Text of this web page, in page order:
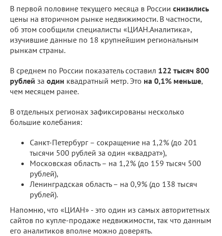
В первой половине текущего месяца в России снизились
цены на вторичном рынке недвижимости. В частности,
об этом сообщили специалисты «ЦИАН.Аналитика»,
изучившие данные по 18 крупнейшим региональным
рынкам страны.
В среднем по России показатель составил 122 тысяч 800
рублей за один квадратный метр. Это на 0,1% меньше,
чем месяцем ранее.
В отдельных регионах зафиксированы несколько
большие колебания:
Санкт-Петербург – сокращение на 1,2% (до 201
тысячи 500 рублей за один «квадрат»),
Московская область – на 1,2% (до 159 тысяч 500
рублей),
Ленинградская область – на 0,9% (до 138 тысяч
рублей).
Напомню, что «ЦИАН» - это один из самых авторитетных
сайтов по купле-продаже недвижимости, так что данным
его аналитиков вполне можно доверять.